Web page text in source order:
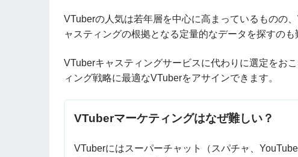
VTuberの人気は若年層を中心に高まっているものの
ャスティングの根拠となる定量的なデータを探すのも
VTuberキャスティングサービスに代わりに選定をお
ィング戦略に最適なVTuberをアサインできます。
VTuberマーケティングはなぜ難しい？
VTuberにはスーパーチャット（スパチャ、